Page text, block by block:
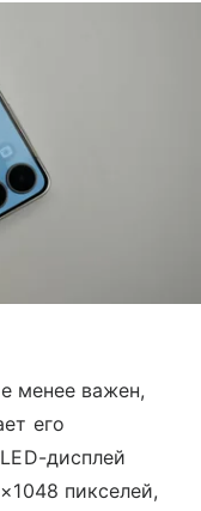
менее важен,
его
дисплей
пикселей,